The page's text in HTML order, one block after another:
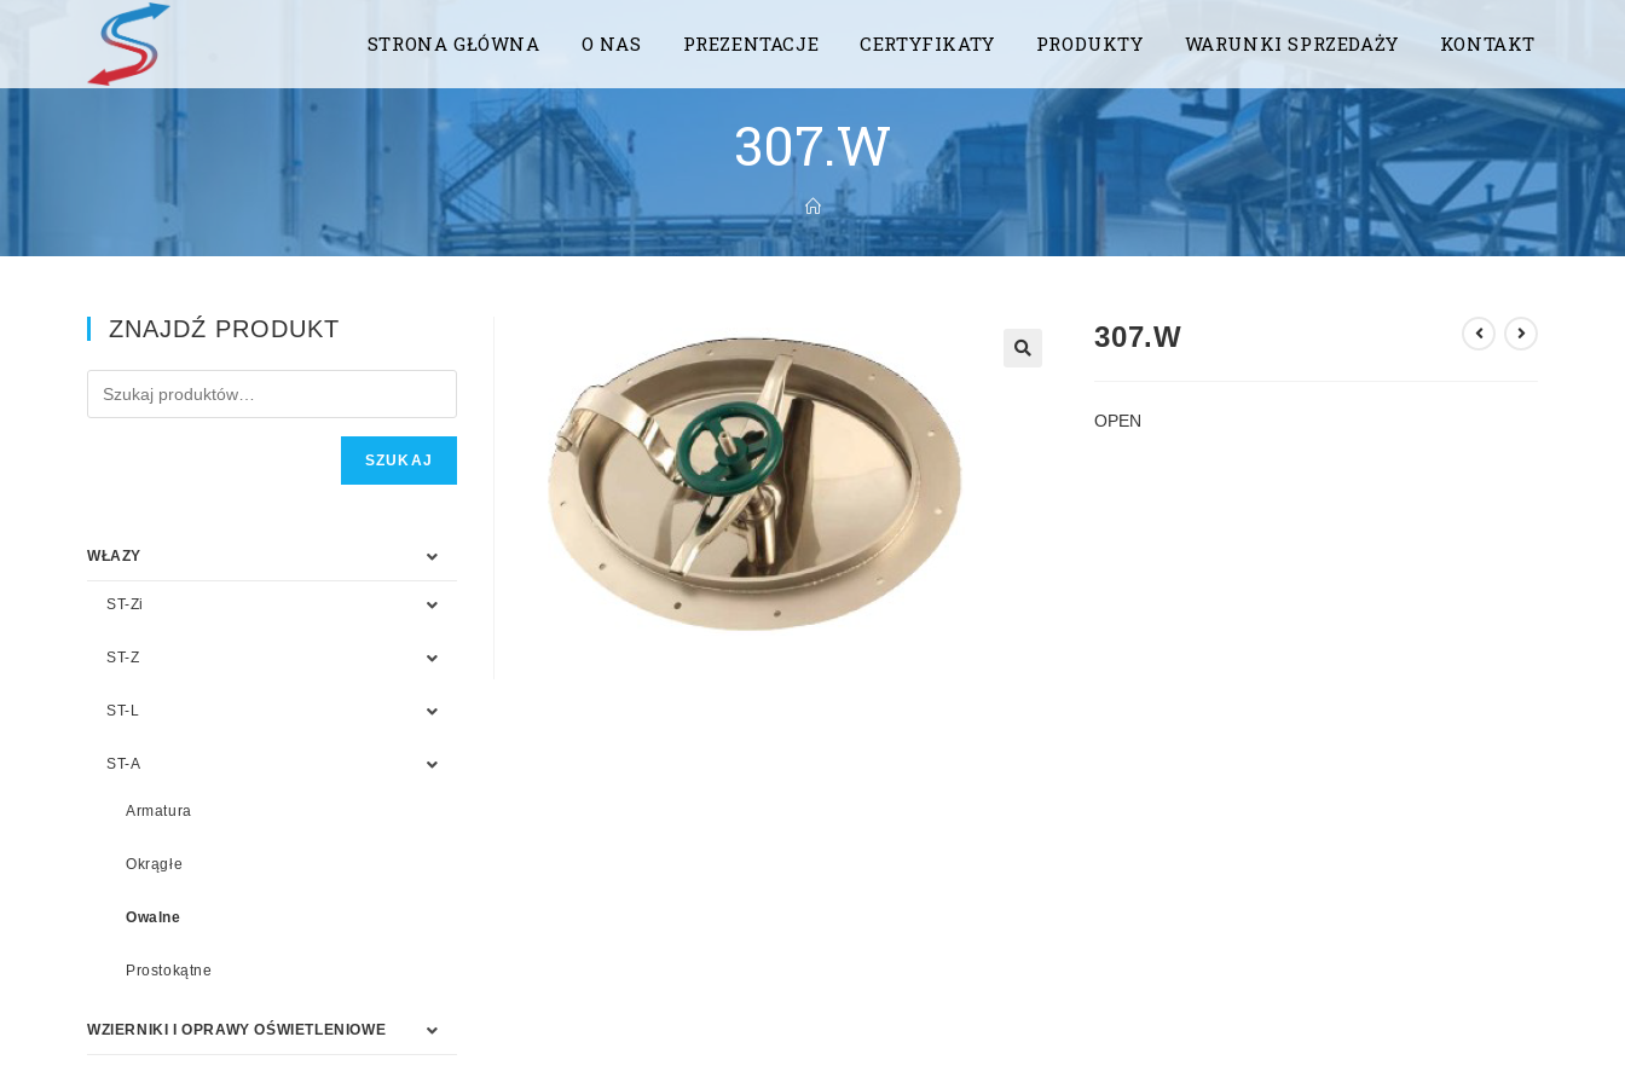
STRONA GŁÓWNA O NAS PREZENTACJE CERTYFIKATY PRODUKTY WARUNKI SPRZEDAŻY KONTAKT
307.W
307.W
OPEN
ZNAJDŹ PRODUKT
SZUKAJ
WŁAZY
ST-Zi
ST-Z
ST-L
ST-A
Armatura
Okrągłe
Owalne
Prostokątne
WZIERNIKI I OPRAWY OŚWIETLENIOWE